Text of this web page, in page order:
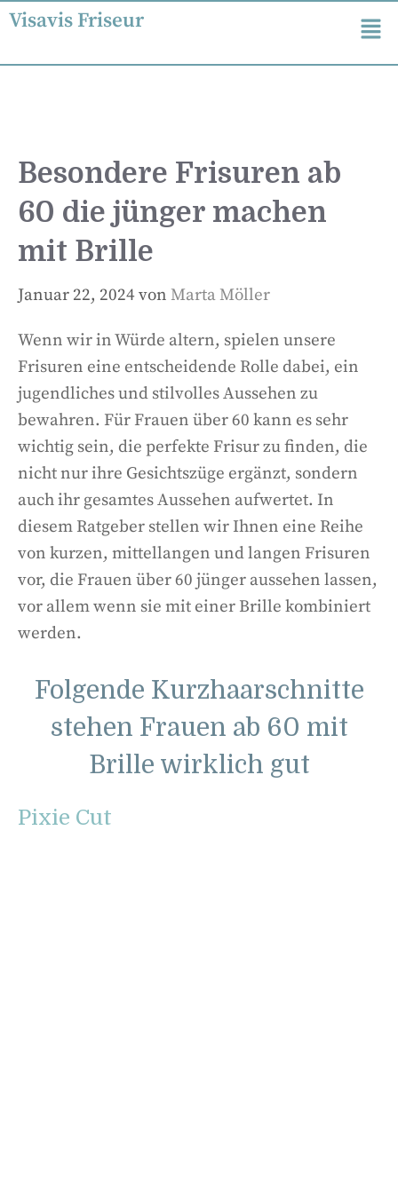
Visavis Friseur
Besondere Frisuren ab
60 die jünger machen
mit Brille
Januar 22, 2024von Marta Möller
Wenn wir in Würde altern, spielen unsere
Frisuren eine entscheidende Rolle dabei, ein
jugendliches und stilvolles Aussehen zu
bewahren. Für Frauen über 60 kann es sehr
wichtig sein, die perfekte Frisur zu finden, die
nicht nur ihre Gesichtszüge ergänzt, sondern
auch ihr gesamtes Aussehen aufwertet. In
diesem Ratgeber stellen wir Ihnen eine Reihe
von kurzen, mittellangen und langen Frisuren
vor, die Frauen über 60 jünger aussehen lassen,
vor allem wenn sie mit einer Brille kombiniert
werden.
Folgende Kurzhaarschnitte
stehen Frauen ab 60 mit
Brille wirklich gut
Pixie Cut